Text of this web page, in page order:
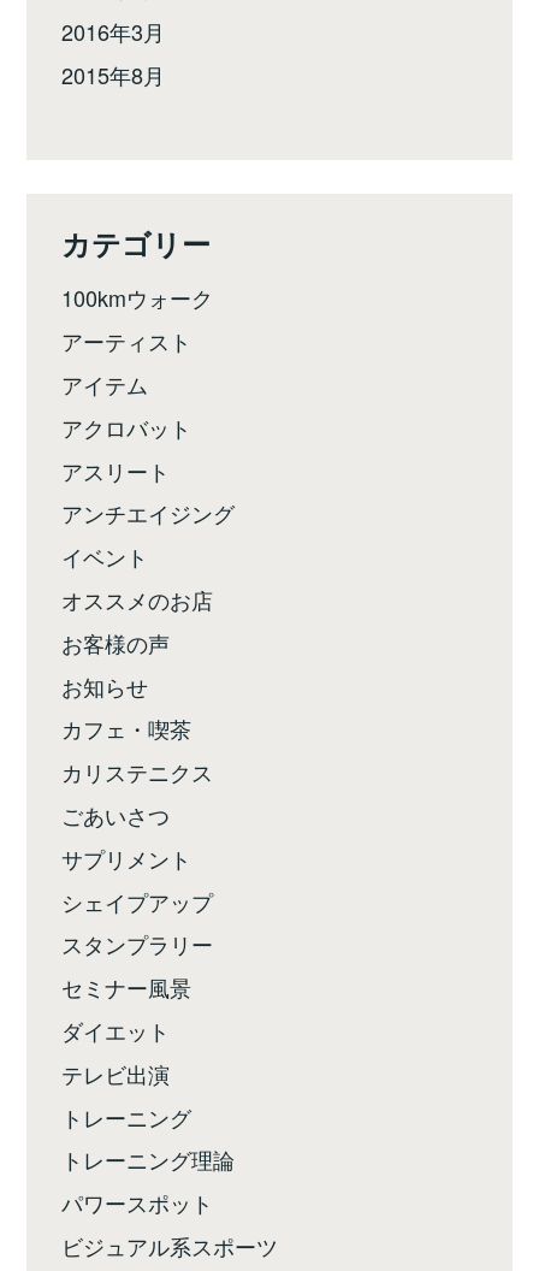
2016年3月
2015年8月
カテゴリー
100kmウォーク
アーティスト
アイテム
アクロバット
アスリート
アンチエイジング
イベント
オススメのお店
お客様の声
お知らせ
カフェ・喫茶
カリステニクス
ごあいさつ
サプリメント
シェイプアップ
スタンプラリー
セミナー風景
ダイエット
テレビ出演
トレーニング
トレーニング理論
パワースポット
ビジュアル系スポーツ